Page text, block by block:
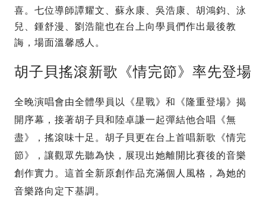
喜。七位導師譚耀文、蘇永康、吳浩康、胡鴻鈞、泳
兒、鍾舒漫、劉浩龍也在台上向學員們作出最後教
誨，場面溫馨感人。
胡子貝搖滾新歌《情完節》率先登場
全晚演唱會由全體學員以《星戰》和《隆重登場》揭
開序幕，接著胡子貝和陸卓謙一起彈結他合唱《無
盡》，搖滾味十足。胡子貝更在台上首唱新歌《情完
節》，讓觀眾先聽為快，展現出她離開比賽後的音樂
創作實力。這首全新原創作品充滿個人風格，為她的
音樂路向定下基調。